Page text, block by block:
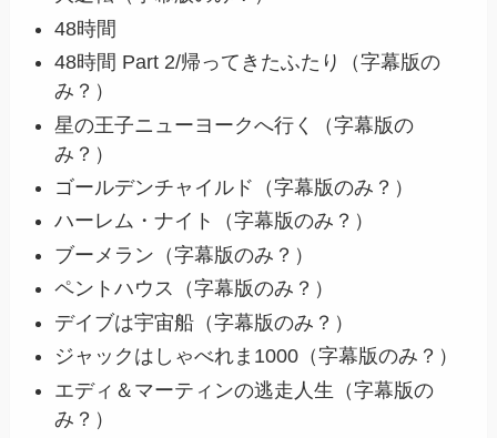
48時間
48時間 Part 2/帰ってきたふたり（字幕版の
み？ ）
星の王子ニューヨークへ行く（字幕版の
み？ ）
ゴールデンチャイルド（字幕版のみ？ ）
ハーレム・ナイト（字幕版のみ？ ）
ブーメラン（字幕版のみ？ ）
ペントハウス（字幕版のみ？ ）
デイブは宇宙船（字幕版のみ？ ）
ジャックはしゃべれま1000（字幕版のみ？ ）
エディ＆マーティンの逃走人生（字幕版の
み？）